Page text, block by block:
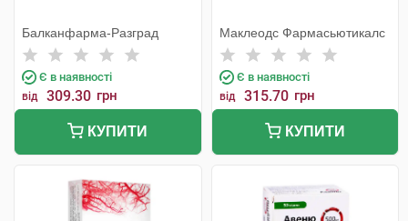
Балканфарма-Разград
Є в наявності
від 309.30 грн
КУПИТИ
Маклеодс Фармасьютикалс
Є в наявності
від 315.70 грн
КУПИТИ